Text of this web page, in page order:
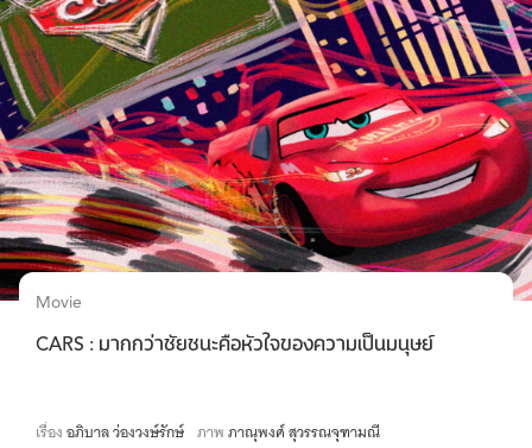
Movie
CARS : มากกว่าชัยชนะคือหัวใจของความเป็นมนุษย์
เรื่องอภิบาล ว่องวงษ์รักษ์ ภาพภาณุพงศ์ สุวรรณจุฑามณี